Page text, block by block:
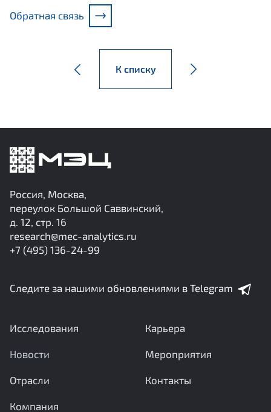
Обратная связь
К списку
Россия, Москва,
переулок Большой Саввинский,
д. 12, стр. 16
research@mec-analytics.ru
+7 (495) 136-24-99
Следите за нашими обновлениями в Telegram
Исследования
Новости
Отрасли
Компания
Карьера
Мероприятия
Контакты